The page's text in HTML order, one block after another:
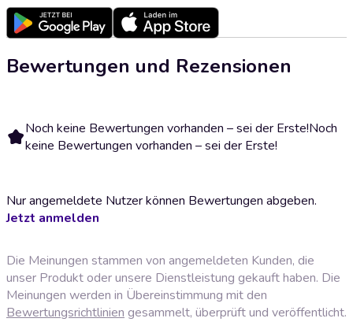
Bewertungen und Rezensionen
Noch keine Bewertungen vorhanden – sei der Erste!Noch
keine Bewertungen vorhanden – sei der Erste!
Nur angemeldete Nutzer können Bewertungen abgeben.
Jetzt anmelden
Die Meinungen stammen von angemeldeten Kunden, die
unser Produkt oder unsere Dienstleistung gekauft haben. Die
Meinungen werden in Übereinstimmung mit den
Bewertungsrichtlinien gesammelt, überprüft und veröffentlicht.